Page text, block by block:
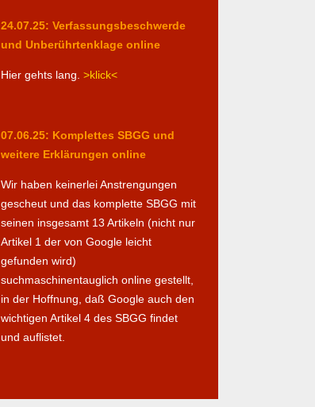
24.07.25: Verfassungsbeschwerde
und Unberührtenklage online
Hier gehts lang. >klick<
07.06.25: Komplettes SBGG und
weitere Erklärungen online
Wir haben keinerlei Anstrengungen
gescheut und das komplette SBGG mit
seinen insgesamt 13 Artikeln (nicht nur
Artikel 1 der von Google leicht
gefunden wird)
suchmaschinentauglich online gestellt,
in der Hoffnung, daß Google auch den
wichtigen Artikel 4 des SBGG findet
und auflistet.